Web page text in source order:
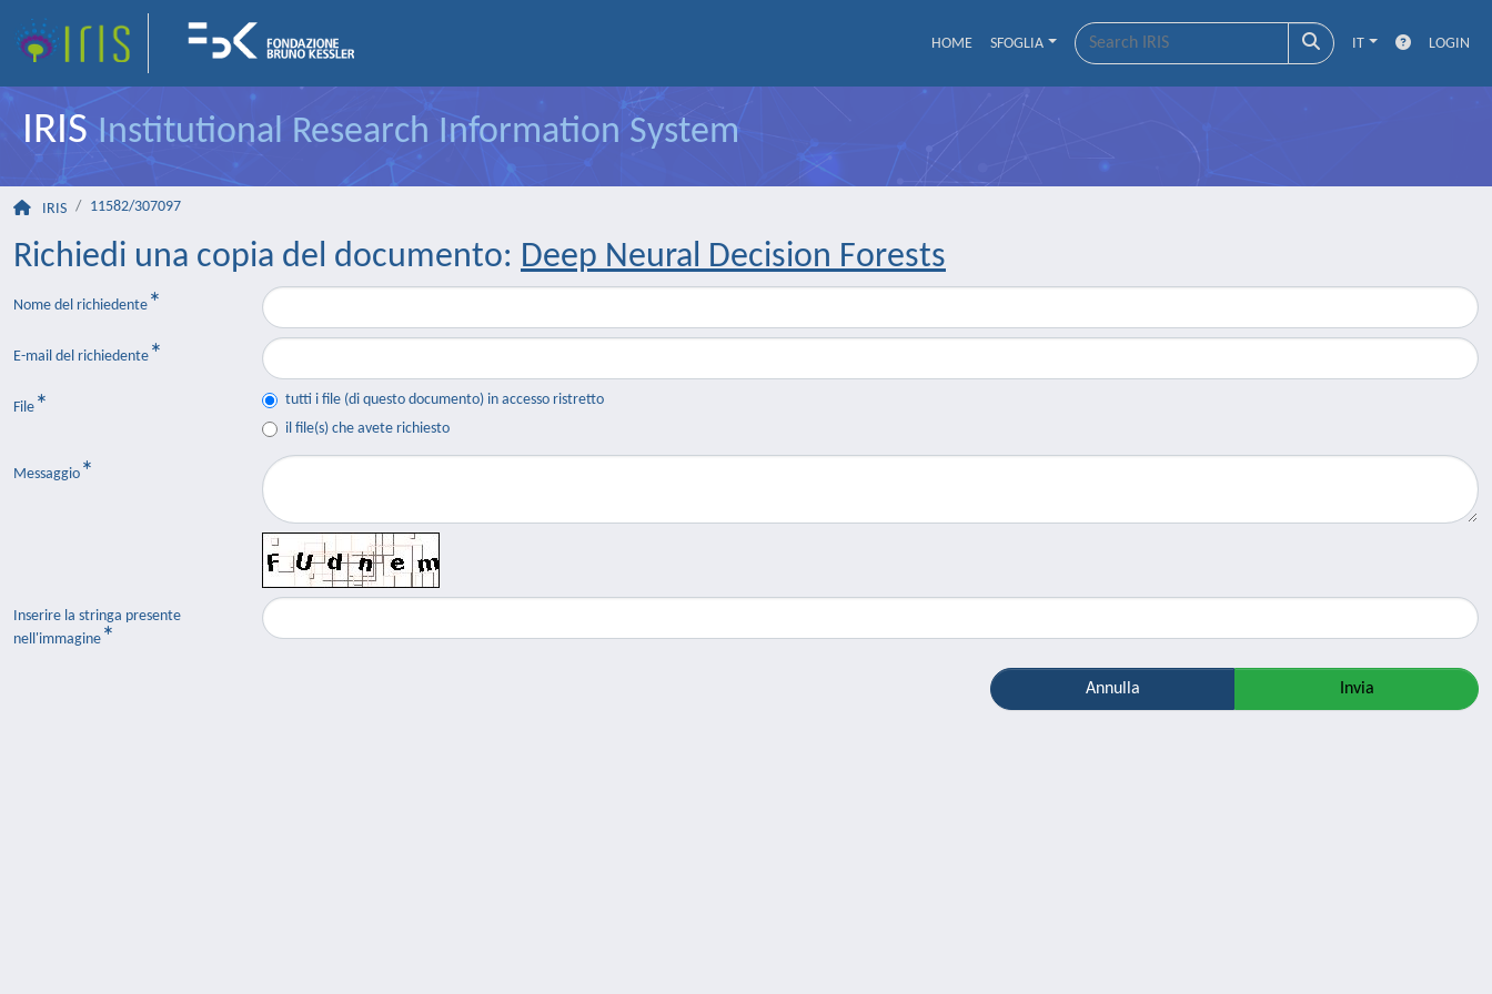
HOME SFOGLIA IT LOGIN
IRISInstitutional Research Information System
IRIS 11582/307097
Richiedi una copia del documento: Deep Neural Decision Forests
Nome del richiedente
E-mail del richiedente
File
tutti i file (di questo documento) in accesso ristretto
il file(s) che avete richiesto
Messaggio
Inserire la stringa presente
nell'immagine
Annulla Invia